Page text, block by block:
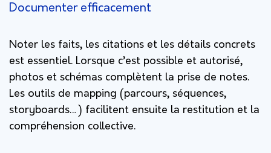
Documenter efficacement
Noter les faits, les citations et les détails concrets
est essentiel. Lorsque c’est possible et autorisé,
photos et schémas complètent la prise de notes.
Les outils de mapping (parcours, séquences,
storyboards…) facilitent ensuite la restitution et la
compréhension collective.